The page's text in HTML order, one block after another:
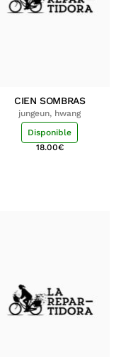
CIEN SOMBRAS
jungeun, hwang
Disponible
18.00€